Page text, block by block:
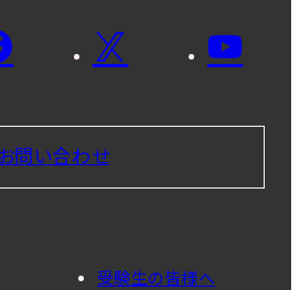
お問い合わせ
受験生の皆様へ